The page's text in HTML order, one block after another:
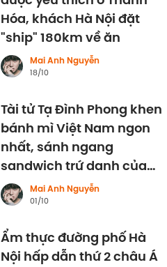
Hóa, khách Hà Nội đặt
"ship" 180km về ăn
Mai Anh Nguyễn
18/10
Tài tử Tạ Đình Phong khen
bánh mì Việt Nam ngon
nhất, sánh ngang
sandwich trứ danh của
Anh.
Mai Anh Nguyễn
01/10
Ẩm thực đường phố Hà
Nội hấp dẫn thứ 2 châu Á